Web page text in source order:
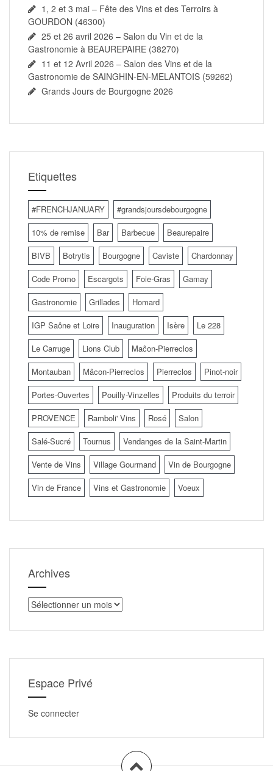
1, 2 et 3 mai – Fête des Vins et des Terroirs à
GOURDON (46300)
25 et 26 avril 2026 – Salon du Vin et de la
Gastronomie à BEAUREPAIRE (38270)
11 et 12 Avril 2026 – Salon des Vins et de la
Gastronomie de SAINGHIN-EN-MELANTOIS (59262)
Grands Jours de Bourgogne 2026
Etiquettes
#FRENCHJANUARY
#grandsjoursdebourgogne
10% de remise
Bar Barbecue
Beaurepaire
BIVB
Botrytis Bourgogne Caviste
Chardonnay
Code Promo
Escargots Foie-Gras
Gamay
Gastronomie
Grillades
Homard
IGP Saône et Loire
Inauguration Isère
Le 228
Le Carruge
Lions Club
Maĉon-Pierreclos
Montauban
Mâcon-Pierreclos Pierreclos
Pinot-noir
Portes-Ouvertes
Pouilly-Vinzelles
Produits du terroir
PROVENCE
Ramboli' Vins Rosé
Salon
Salé-Sucré
Tournus
Vendanges de la Saint-Martin
Vente de Vins
Village Gourmand
Vin de Bourgogne
Vin de France
Vins et Gastronomie Voeux
Archives
Archives
Espace Privé
Se connecter